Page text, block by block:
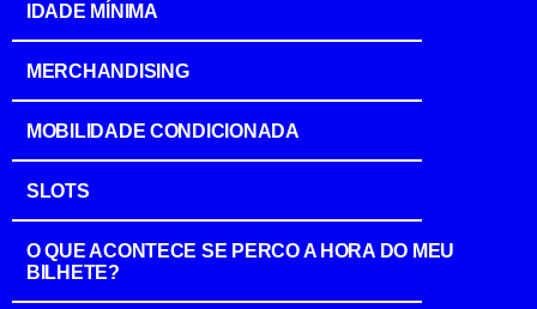
IDADE MÍNIMA
MERCHANDISING
MOBILIDADE CONDICIONADA
SLOTS
O QUE ACONTECE SE PERCO A HORA DO MEU
BILHETE?